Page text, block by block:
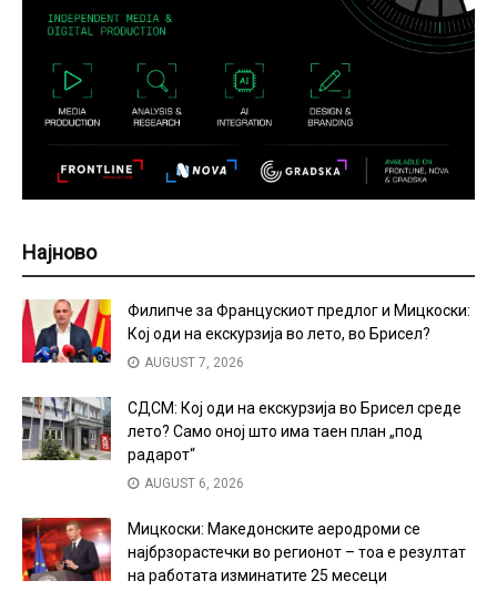
Најново
Филипче за Францускиот предлог и Мицкоски:
Кој оди на екскурзија во лето, во Брисел?
AUGUST 7, 2026
СДСМ: Кој оди на екскурзија во Брисел среде
лето? Само оној што има таен план „под
радарот“
AUGUST 6, 2026
Мицкоски: Македонските аеродроми се
најбрзорастечки во регионот – тоа е резултат
на работата изминатите 25 месеци